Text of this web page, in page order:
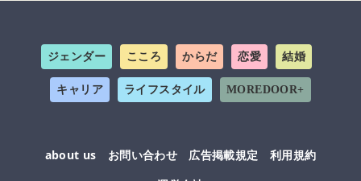
ジェンダー こころ からだ 恋愛 結婚
キャリア ライフスタイル MOREDOOR+
about us お問い合わせ 広告掲載規定
利用規約